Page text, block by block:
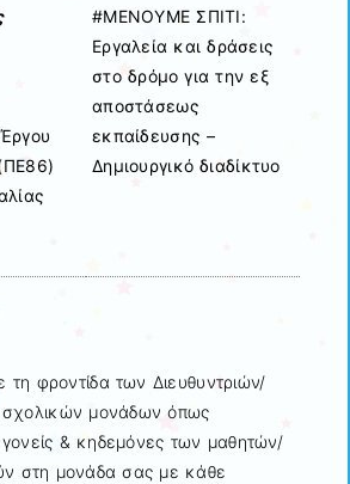
#ΜΕΝΟΥΜΕ ΣΠΙΤΙ:
Εργαλεία και δράσεις
στο δρόμο για την εξ
αποστάσεως
εκπαίδευσης –
Δημιουργικό διαδίκτυο
φροντίδα των Διευθυντριών/
σχολικών μονάδων όπως
& κηδεμόνες των μαθητών/
στη μονάδα σας με κάθε